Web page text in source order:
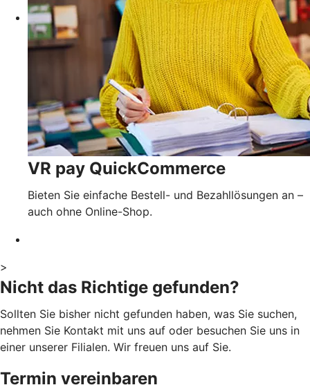
VR pay QuickCommerce
Bieten Sie einfache Bestell- und Bezahllösungen an –
auch ohne Online-Shop.
>
Nicht das Richtige gefunden?
Sollten Sie bisher nicht gefunden haben, was Sie suchen,
nehmen Sie Kontakt mit uns auf oder besuchen Sie uns in
einer unserer Filialen. Wir freuen uns auf Sie.
Termin vereinbaren